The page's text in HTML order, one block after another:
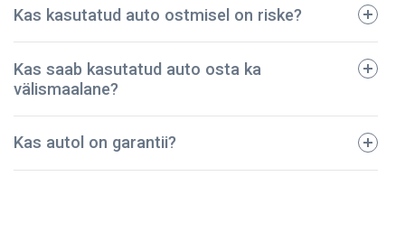
kindlustuspoliis;
sõidukimaksu korrektset tasumist kinnitavad
dokumendid.
BMW
Audi
Mazda
Volkswagen
Kas kasutatud auto ostmisel on riske?
Meie ettevõte on pidanud vastu – oleme müünud
korras. Seega võite olla kindel, et teie auto on
turvaline ja kestab kaua.
Kas saab kasutatud auto osta ka
välismaalane?
Kas autol on garantii?